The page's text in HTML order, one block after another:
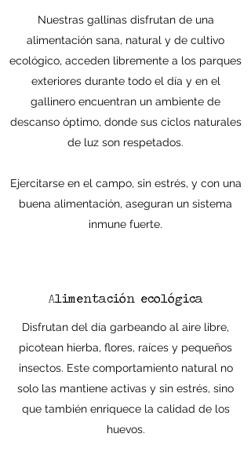
Nuestras gallinas disfrutan de una
alimentación sana, natural y de cultivo
ecológico, acceden libremente a los parques
exteriores durante todo el día y en el
gallinero encuentran un ambiente de
descanso óptimo, donde sus ciclos naturales
de luz son respetados.
Ejercitarse en el campo, sin estrés, y con una
buena alimentación, aseguran un sistema
inmune fuerte.
Alimentación ecológica
Disfrutan del día garbeando al aire libre,
picotean hierba, flores, raíces y pequeños
insectos. Este comportamiento natural no
solo las mantiene activas y sin estrés, sino
que también enriquece la calidad de los
huevos.